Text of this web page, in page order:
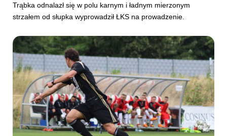
Trąbka odnalazł się w polu karnym i ładnym mierzonym
strzałem od słupka wyprowadził ŁKS na prowadzenie.